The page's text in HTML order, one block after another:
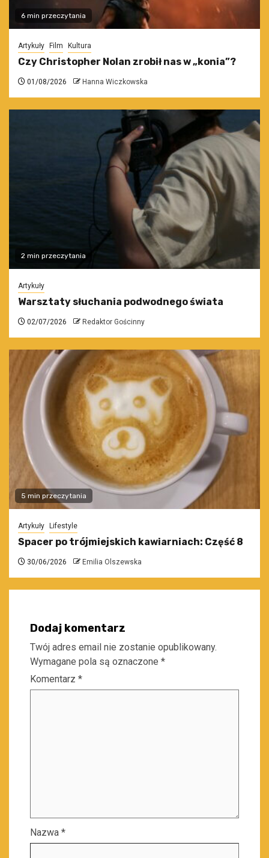
6 min przeczytania
Artykuły Film Kultura
Czy Christopher Nolan zrobił nas w „konia”?
01/08/2026 Hanna Wiczkowska
2 min przeczytania
Artykuły
Warsztaty słuchania podwodnego świata
02/07/2026 Redaktor Gościnny
5 min przeczytania
Artykuły Lifestyle
Spacer po trójmiejskich kawiarniach: Część 8
30/06/2026 Emilia Olszewska
Dodaj komentarz
Twój adres email nie zostanie opublikowany.
Wymagane pola są oznaczone *
Komentarz *
Nazwa *